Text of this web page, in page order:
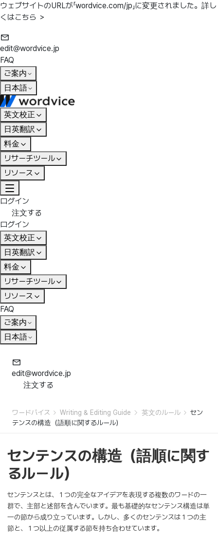
ウェブサイトのURLが「wordvice.com/jp」に変更されました。 詳し
くはこちら ＞
edit@wordvice.jp
FAQ
ご案内
日本語
英文校正
日英翻訳
料金
リサーチツール
リソース
ログイン
注文する
ログイン
英文校正
日英翻訳
料金
リサーチツール
リソース
FAQ
ご案内
日本語
edit@wordvice.jp
注文する
ワードバイス Writing & Editing Guide 英文のルール
セン
テンスの構造（語順に関するルール）
センテンスの構造（語順に関す
るルール）
センテンスとは、１つの完全なアイデアを表現する複数のワードの一
群で、主部と述部を含んでいます。最も基礎的なセンテンス構造は単
一の節から成り立っています。しかし、多くのセンテンスは１つの主
節と、１つ以上の従属する節を持ち合わせています。